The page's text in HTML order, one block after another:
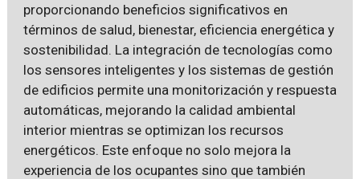
proporcionando beneficios significativos en
términos de salud, bienestar, eficiencia energética y
sostenibilidad. La integración de tecnologías como
los sensores inteligentes y los sistemas de gestión
de edificios permite una monitorización y respuesta
automáticas, mejorando la calidad ambiental
interior mientras se optimizan los recursos
energéticos. Este enfoque no solo mejora la
experiencia de los ocupantes sino que también